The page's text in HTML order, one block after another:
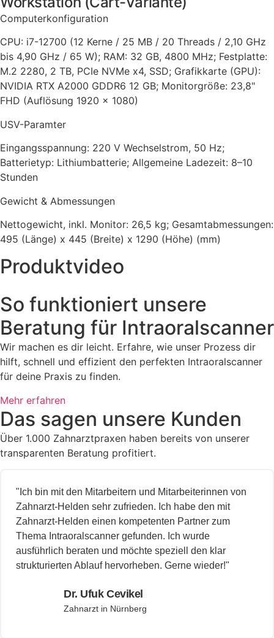
Computerkonfiguration
CPU: i7-12700 (12 Kerne / 25 MB / 20 Threads / 2,10 GHz
bis 4,90 GHz / 65 W); RAM: 32 GB, 4800 MHz; Festplatte:
M.2 2280, 2 TB, PCIe NVMe x4, SSD; Grafikkarte (GPU):
NVIDIA RTX A2000 GDDR6 12 GB; Monitorgröße: 23,8"
FHD (Auflösung 1920 x 1080)
USV-Paramter
Eingangsspannung: 220 V Wechselstrom, 50 Hz;
Batterietyp: Lithiumbatterie; Allgemeine Ladezeit: 8–10
Stunden
Gewicht & Abmessungen
Nettogewicht, inkl. Monitor: 26,5 kg; Gesamtabmessungen:
495 (Länge) x 445 (Breite) x 1290 (Höhe) (mm)
Produktvideo
So funktioniert unsere
Beratung für Intraoralscanner
Wir machen es dir leicht. Erfahre, wie unser Prozess dir
hilft, schnell und effizient den perfekten Intraoralscanner
für deine Praxis zu finden.
Mehr erfahren
Das sagen unsere Kunden
Über 1.000 Zahnarztpraxen haben bereits von unserer
transparenten Beratung profitiert.
"Ich bin mit den Mitarbeitern und Mitarbeiterinnen von
Zahnarzt-Helden sehr zufrieden. Ich habe den mit
Zahnarzt-Helden einen kompetenten Partner zum
Thema Intraoralscanner gefunden. Ich wurde
ausführlich beraten und möchte speziell den klar
strukturierten Ablauf hervorheben. Gerne wieder!"
Dr. Ufuk Cevikel
Zahnarzt in Nürnberg